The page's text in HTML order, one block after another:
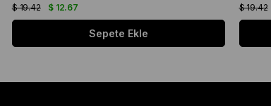
$ 12.67
$ 19.42
Sepete Ekle
$ 19.42